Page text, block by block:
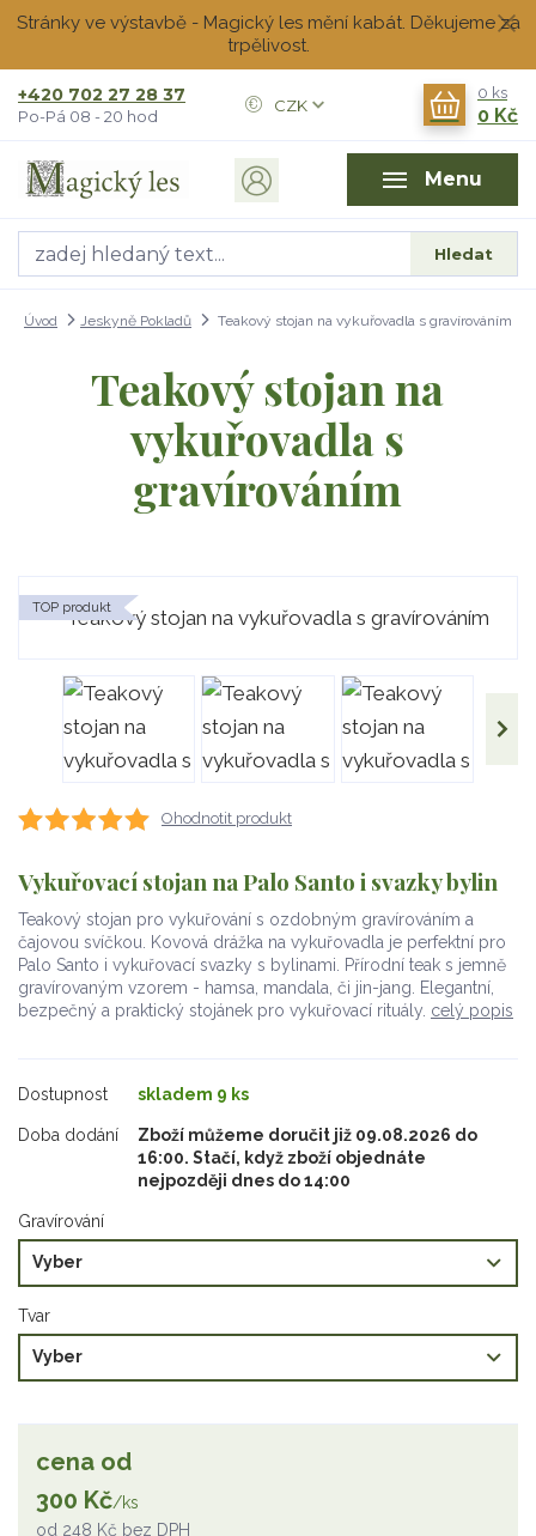
Stránky ve výstavbě - Magický les mění kabát. Děkujeme za
trpělivost.
Menu
CZK
Hledat
+420 702 27 28 37
Po-Pá 08 - 20 hod
0 ks
0 Kč
Úvod Jeskyně Pokladů Teakový stojan na vykuřovadla s gravírováním
Teakový stojan na
vykuřovadla s
gravírováním
TOP produkt
Ohodnotit produkt
Vykuřovací stojan na Palo Santo i svazky bylin
Teakový stojan pro vykuřování s ozdobným gravírováním a
čajovou svíčkou. Kovová drážka na vykuřovadla je perfektní pro
Palo Santo i vykuřovací svazky s bylinami. Přírodní teak s jemně
gravírovaným vzorem - hamsa, mandala, či jin-jang. Elegantní,
bezpečný a praktický stojánek pro vykuřovací rituály. celý popis
Dostupnost skladem 9 ks
Doba dodání
Zboží můžeme doručit již 09.08.2026 do
16:00. Stačí, když zboží objednáte
nejpozději dnes do 14:00
Gravírování
Tvar
cena od
300 Kč/ks
od 248 Kč bez DPH